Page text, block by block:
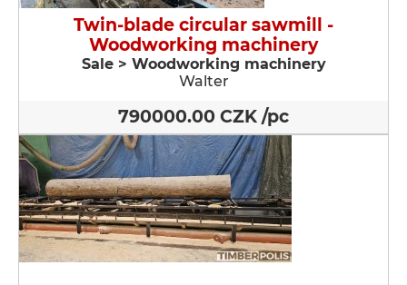
Twin-blade circular sawmill -
Woodworking machinery
Sale > Woodworking machinery
Walter
790000.00 CZK /pc